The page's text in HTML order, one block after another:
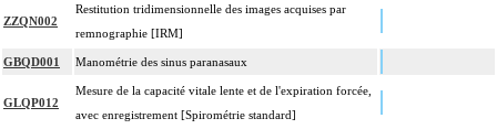
ZZQN002
Restitution tridimensionnelle des images acquises par
remnographie [IRM]
GBQD001 Manométrie des sinus paranasaux
GLQP012
Mesure de la capacité vitale lente et de l'expiration forcée,
avec enregistrement [Spirométrie standard]